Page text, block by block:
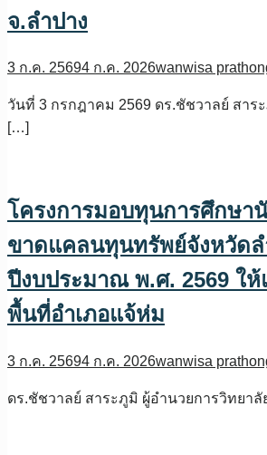
จ.ลำปาง
3 ก.ค. 25694 ก.ค. 2026wanwisa
วันที่ 3 กรกฎาคม 2569 ดร.ชัชวาลย์ สาร
[…]
โครงการมอบทุนการศึกษา
ขาดแคลนทุนทรัพย์จังหวัดล
ปีงบประมาณ พ.ศ. 2569 ให้
พื้นที่อำเภอแจ้ห่ม
3 ก.ค. 25694 ก.ค. 2026wanwisa
ดร.ชัชวาลย์ สาระภูมิ ผู้อำนวยการวิทยา